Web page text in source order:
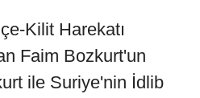
Kilit Harekatı
Faim Bozkurt'un
ile Suriye'nin İdlib